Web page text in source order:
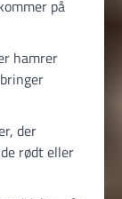
på
hamrer
der
rødt eller